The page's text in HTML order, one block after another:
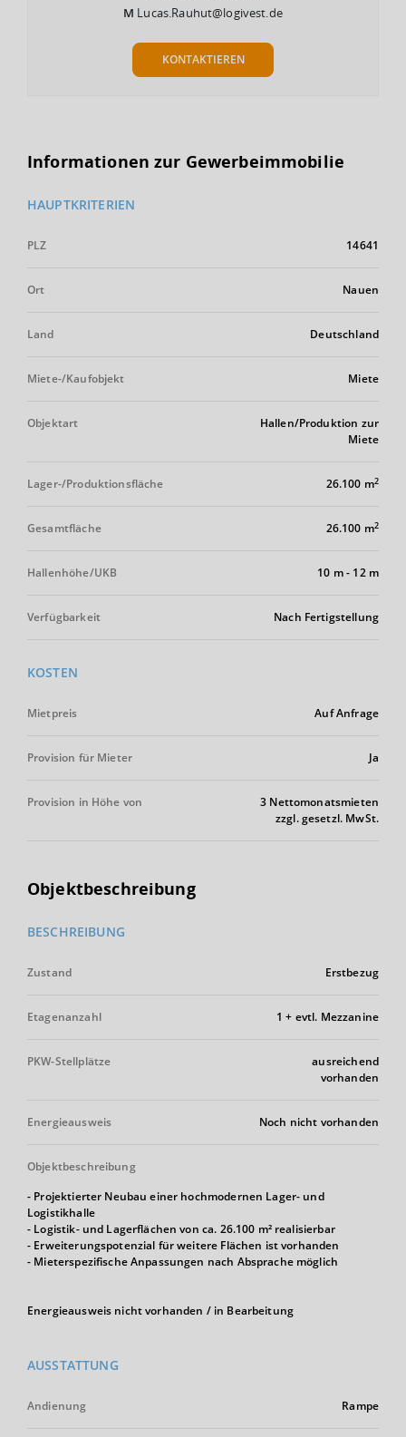
M Lucas.Rauhut@logivest.de
KONTAKTIEREN
Informationen zur Gewerbeimmobilie
HAUPTKRITERIEN
PLZ 14641
Ort Nauen
Land Deutschland
Miete-/Kaufobjekt Miete
Objektart
Hallen/Produktion zur
Miete
Lager-/Produktionsfläche 26.100 m2
Gesamtfläche 26.100 m2
Hallenhöhe/UKB 10 m- 12 m
Verfügbarkeit Nach Fertigstellung
KOSTEN
Mietpreis Auf Anfrage
Provision für Mieter Ja
Provision in Höhe von
3 Nettomonatsmieten
zzgl. gesetzl. MwSt.
Objektbeschreibung
BESCHREIBUNG
Zustand Erstbezug
Etagenanzahl 1 + evtl. Mezzanine
PKW-Stellplätze
ausreichend
vorhanden
Energieausweis Noch nicht vorhanden
Objektbeschreibung
- Projektierter Neubau einer hochmodernen Lager- und
Logistikhalle
- Logistik- und Lagerflächen von ca. 26.100 m² realisierbar
- Erweiterungspotenzial für weitere Flächen ist vorhanden
- Mieterspezifische Anpassungen nach Absprache möglich
Energieausweis nicht vorhanden / in Bearbeitung
AUSSTATTUNG
Andienung Rampe